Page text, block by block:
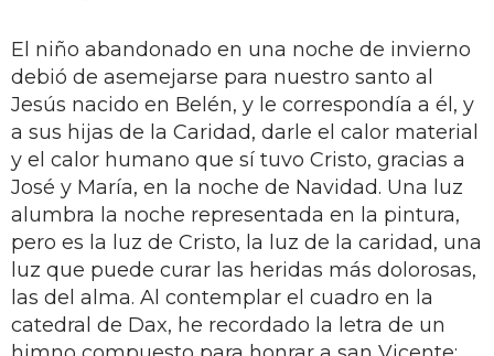
El niño abandonado en una noche de invierno
debió de asemejarse para nuestro santo al
Jesús nacido en Belén, y le correspondía a él, y
a sus hijas de la Caridad, darle el calor material
y el calor humano que sí tuvo Cristo, gracias a
José y María, en la noche de Navidad. Una luz
alumbra la noche representada en la pintura,
pero es la luz de Cristo, la luz de la caridad, una
luz que puede curar las heridas más dolorosas,
las del alma. Al contemplar el cuadro en la
catedral de Dax, he recordado la letra de un